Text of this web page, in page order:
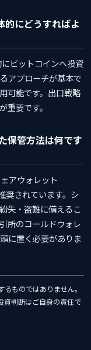
的にどうすればよ
ビットコインへ投資
アプローチが基本で
可能です。出口戦略
重要です。
保管方法は何です
アウォレット
奨されています。シ
失・盗難に備えるこ
所のコールドウォレ
に置く必要がありま
ものではありません。
資判断はご自身の責任で